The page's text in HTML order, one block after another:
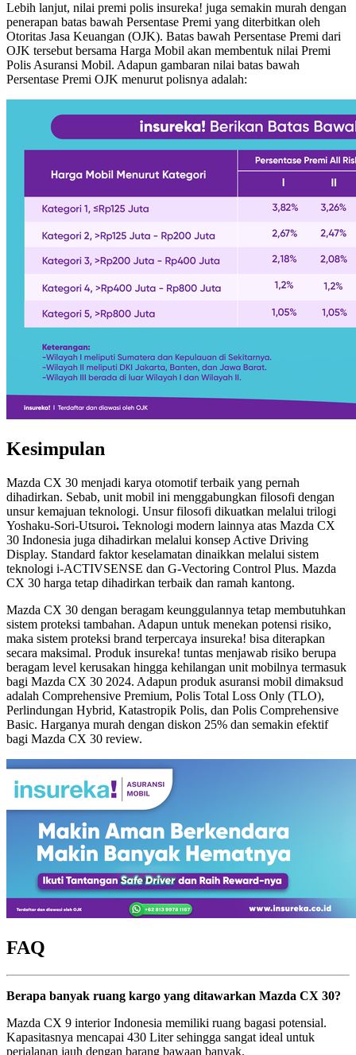
Lebih lanjut, nilai premi polis insureka! juga semakin murah dengan
penerapan batas bawah Persentase Premi yang diterbitkan oleh
Otoritas Jasa Keuangan (OJK). Batas bawah Persentase Premi dari
OJK tersebut bersama Harga Mobil akan membentuk nilai Premi
Polis Asuransi Mobil. Adapun gambaran nilai batas bawah
Persentase Premi OJK menurut polisnya adalah:
Kesimpulan
Mazda CX 30 menjadi karya otomotif terbaik yang pernah
dihadirkan. Sebab, unit mobil ini menggabungkan filosofi dengan
unsur kemajuan teknologi. Unsur filosofi dikuatkan melalui trilogi
Yoshaku-Sori-Utsuroi. Teknologi modern lainnya atas Mazda CX
30 Indonesia juga dihadirkan melalui konsep Active Driving
Display. Standard faktor keselamatan dinaikkan melalui sistem
teknologi i-ACTIVSENSE dan G-Vectoring Control Plus. Mazda
CX 30 harga tetap dihadirkan terbaik dan ramah kantong.
Mazda CX 30 dengan beragam keunggulannya tetap membutuhkan
sistem proteksi tambahan. Adapun untuk menekan potensi risiko,
maka sistem proteksi brand terpercaya insureka! bisa diterapkan
secara maksimal. Produk insureka! tuntas menjawab risiko berupa
beragam level kerusakan hingga kehilangan unit mobilnya termasuk
bagi Mazda CX 30 2024. Adapun produk asuransi mobil dimaksud
adalah Comprehensive Premium, Polis Total Loss Only (TLO),
Perlindungan Hybrid, Katastropik Polis, dan Polis Comprehensive
Basic. Harganya murah dengan diskon 25% dan semakin efektif
bagi Mazda CX 30 review.
FAQ
Berapa banyak ruang kargo yang ditawarkan Mazda CX 30?
Mazda CX 9 interior Indonesia memiliki ruang bagasi potensial.
Kapasitasnya mencapai 430 Liter sehingga sangat ideal untuk
perjalanan jauh dengan barang bawaan banyak.